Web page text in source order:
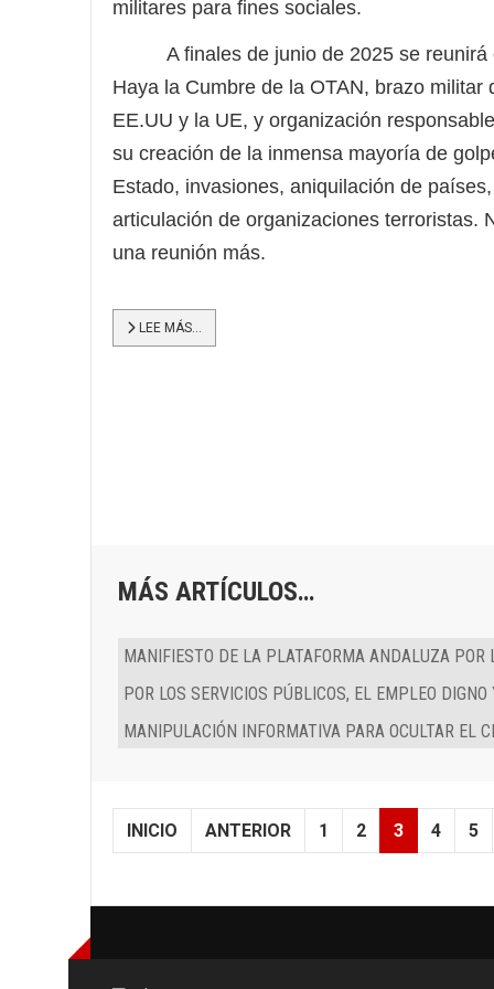
militares para fines sociales.
A finales de junio de 2025 se reunirá
Haya la Cumbre de la OTAN, brazo militar
EE.UU y la UE, y organización
su creación de la inmensa mayoría de
Estado, invasiones, aniquilación de
articulación de organizaciones terroristas.
una reunión más.
LEE MÁS…
MÁS ARTÍCULOS…
MANIFIESTO DE LA PLATAFORMA ANDALUZA POR
POR LOS SERVICIOS PÚBLICOS, EL EMPLEO
MANIPULACIÓN INFORMATIVA PARA OCULTAR EL
INICIO ANTERIOR 1 2 3 4 5